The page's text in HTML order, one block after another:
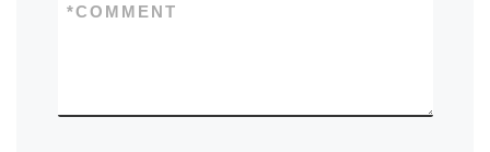
COMMENT
*